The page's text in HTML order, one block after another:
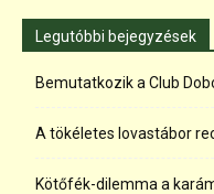
Legutóbbi bejegyzések
Bemutatkozik a Club
A tökéletes lovastábor
Kötőfék-dilemma a